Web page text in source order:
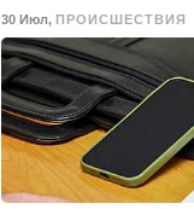
30 Июл, ПРОИСШЕСТВИЯ